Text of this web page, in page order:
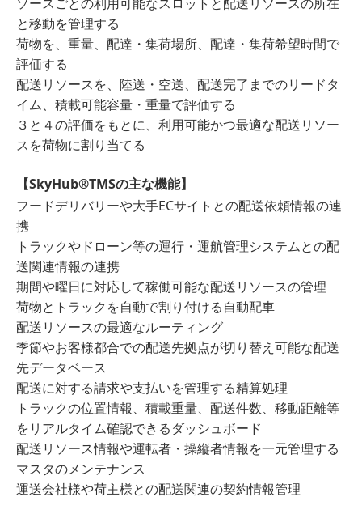
と移動を管理する
荷物を、重量、配達・集荷場所、配達・集荷希望時間で
評価する
配送リソースを、陸送・空送、配送完了までのリードタ
イム、積載可能容量・重量で評価する
３と４の評価をもとに、利用可能かつ最適な配送リソー
スを荷物に割り当てる
【SkyHub®︎TMSの主な機能】
フードデリバリーや大手ECサイトとの配送依頼情報の連
携
トラックやドローン等の運行・運航管理システムとの配
送関連情報の連携
期間や曜日に対応して稼働可能な配送リソースの管理
荷物とトラックを自動で割り付ける自動配車
配送リソースの最適なルーティング
季節やお客様都合での配送先拠点が切り替え可能な配送
先データベース
配送に対する請求や支払いを管理する精算処理
トラックの位置情報、積載重量、配送件数、移動距離等
をリアルタイム確認できるダッシュボード
配送リソース情報や運転者・操縦者情報を一元管理する
マスタのメンテナンス
運送会社様や荷主様との配送関連の契約情報管理